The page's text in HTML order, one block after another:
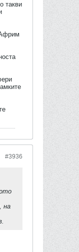
такви
#3936
на